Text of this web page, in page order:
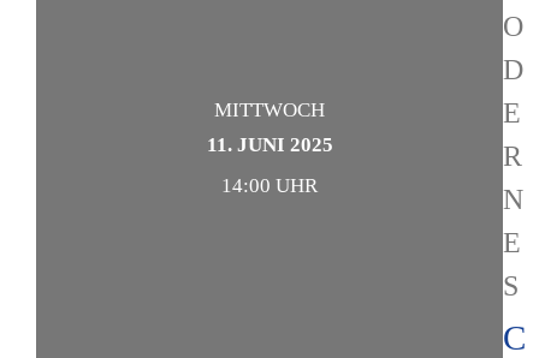
MITTWOCH
11. JUNI 2025
14:00 UHR
C
O
D
E
R
N
E
S